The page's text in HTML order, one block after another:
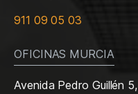
911 09 05 03
OFICINAS MURCIA
Avenida Pedro Guillén 5,